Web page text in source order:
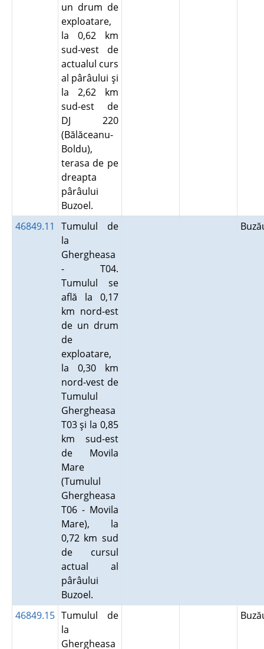
un drum de
exploatare,
la 0,62 km
sud-vest de
actualul curs
al pârâului şi
la 2,62 km
sud-est de
DJ 220
(Bălăceanu-
Boldu),
terasa de pe
dreapta
pârâului
Buzoel.
46849.11
Tumulul de
la
Ghergheasa
- T04.
Tumulul se
află la 0,17
km nord-est
de un drum
de
exploatare,
la 0,30 km
nord-vest de
Tumulul
Ghergheasa
T03 şi la 0,85
km sud-est
de Movila
Mare
(Tumulul
Ghergheasa
T06 - Movila
Mare), la
0,72 km sud
de cursul
actual al
pârâului
Buzoel.
46849.15 Tumulul de
la
Ghergheasa